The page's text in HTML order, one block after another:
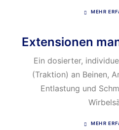
MEHR
Extensionen
Ein dosierter,
(Traktion) an Beinen,
Entlastung und
MEHR